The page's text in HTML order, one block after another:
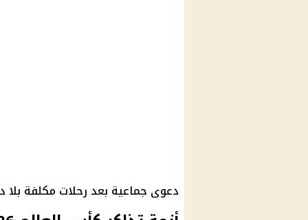
دعوى جماعية بعد رحلات مكلفة بلا